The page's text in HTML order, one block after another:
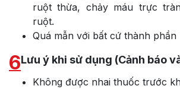
ruột thừa, chảy máu trực
ruột.
Quá mẫn với bất cứ thành phần
6Lưu ý khi sử dụng (Cảnh báo
Không được nhai thuốc trước